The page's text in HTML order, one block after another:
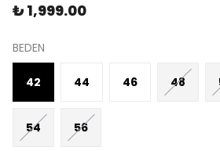
₺ 1,999.00
BEDEN
42 44 46 48
54 56